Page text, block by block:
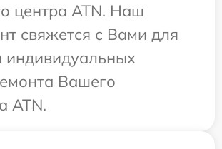
центра ATN. Наш
свяжется с Вами для
индивидуальных
Вашего
ATN.